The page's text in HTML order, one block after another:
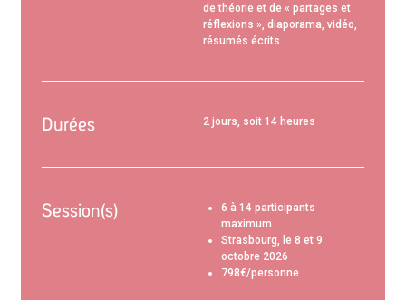
de théorie et de « partages et
réflexions », diaporama, vidéo,
résumés écrits
Durées 2 jours, soit 14 heures
Session(s)
6 à 14 participants
maximum
Strasbourg, le 8 et 9
octobre 2026
798€/personne